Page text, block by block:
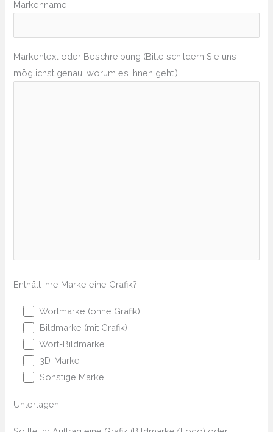
Markenname
Markentext oder Beschreibung (Bitte schildern Sie uns
möglichst genau, worum es Ihnen geht.)
Enthält Ihre Marke eine Grafik?
Wortmarke (ohne Grafik)
Bildmarke (mit Grafik)
Wort-Bildmarke
3D-Marke
Sonstige Marke
Unterlagen